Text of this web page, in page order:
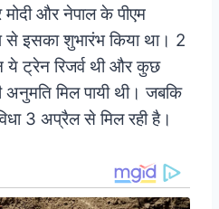
और नेपाल के पीएम
इसका शुभारंभ किया था। 2
ट्रेन रिजर्व थी और कुछ
अनुमति मिल पायी थी। जबकि
3 अप्रैल से मिल रही है।